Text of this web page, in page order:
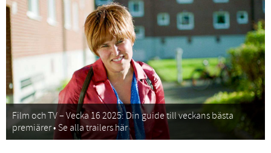
Film och TV – Vecka 16 2025: Din guide till veckans bästa
premiärer • Se alla trailers här